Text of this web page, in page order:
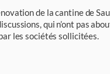
de la cantine de
qui n’ont pas
les sociétés sollicitées.